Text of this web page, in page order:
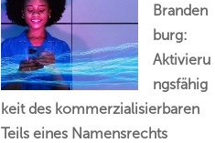
Branden
burg:
Aktivieru
ngsfähig
keit des kommerzialisierbaren
Teils eines Namensrechts